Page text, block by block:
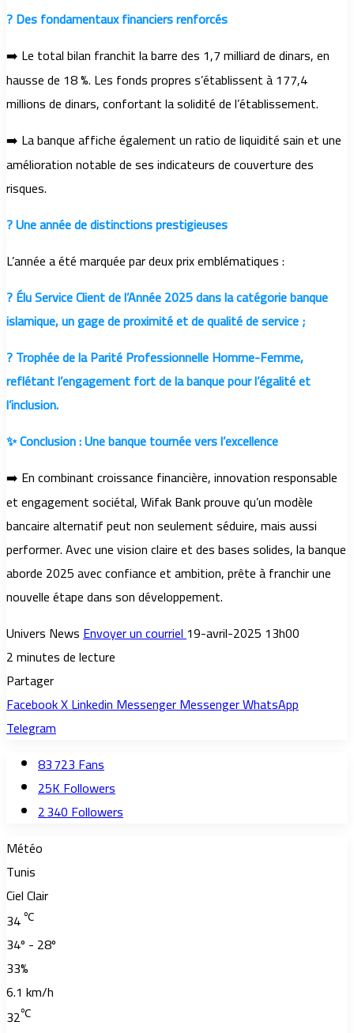
? Des fondamentaux financiers renforcés
➡️ Le total bilan franchit la barre des 1,7 milliard de dinars, en
hausse de 18 %. Les fonds propres s’établissent à 177,4
millions de dinars, confortant la solidité de l’établissement.
➡️ La banque affiche également un ratio de liquidité sain et une
amélioration notable de ses indicateurs de couverture des
risques.
? Une année de distinctions prestigieuses
L’année a été marquée par deux prix emblématiques :
? Élu Service Client de l’Année 2025 dans la catégorie banque
islamique, un gage de proximité et de qualité de service ;
? Trophée de la Parité Professionnelle Homme-Femme,
reflétant l’engagement fort de la banque pour l’égalité et
l’inclusion.
✨ Conclusion : Une banque tournée vers l’excellence
➡️ En combinant croissance financière, innovation responsable
et engagement sociétal, Wifak Bank prouve qu’un modèle
bancaire alternatif peut non seulement séduire, mais aussi
performer. Avec une vision claire et des bases solides, la banque
aborde 2025 avec confiance et ambition, prête à franchir une
nouvelle étape dans son développement.
Univers NewsEnvoyer un courriel19-avril-2025 13h00
2 minutes de lecture
Partager
FacebookXLinkedinMessengerMessengerWhatsApp
Telegram
83 723Fans
25KFollowers
2 340Followers
Météo
Tunis
Ciel Clair
34℃
34º - 28º
33%
6.1 km/h
32℃